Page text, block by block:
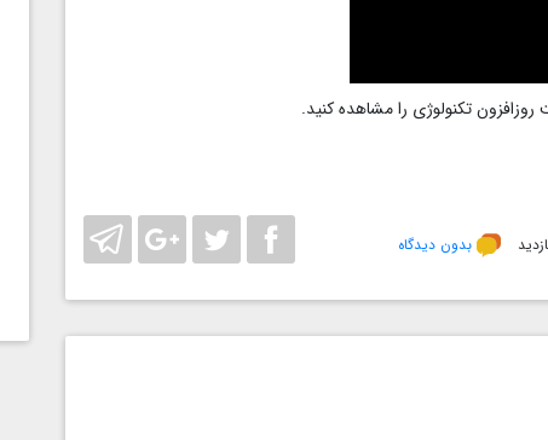
تکنولوژی را مشاهده کنید.
بدون دیدگاه